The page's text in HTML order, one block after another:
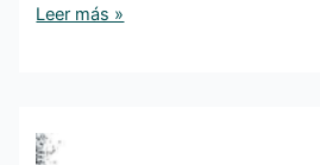
Leer más »